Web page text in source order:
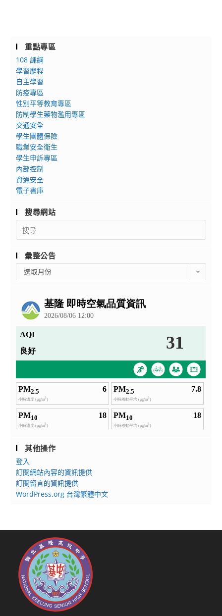
重點專區
108 課綱
學習歷程
自主學習
防疫專區
性別平等教育專區
防制學生藥物濫用專區
交通安全
學生團體保險
職業安全衛生
學生申訴專區
內部控制
資通安全
電子書庫
搜尋網站
Search
for:
彙整公告
整
選取月份
其他操作
登入
訂閱網站內容的資訊提供
訂閱留言的資訊提供
WordPress.org 台灣繁體中文